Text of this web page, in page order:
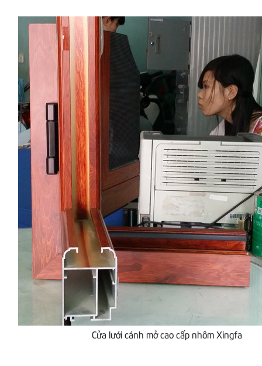
Cửa lưới cánh mở cao cấp nhôm Xingfa